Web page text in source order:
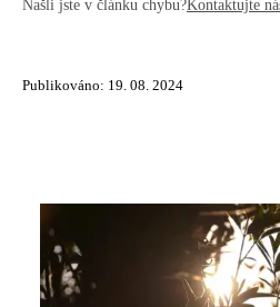
Našli jste v článku chybu?Kontaktujte
Publikováno: 19. 08. 2024